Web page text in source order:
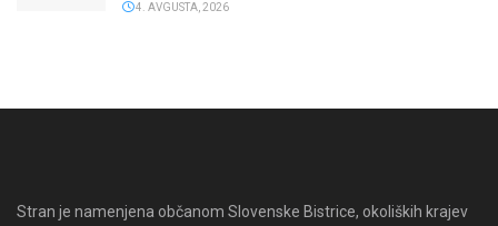
4. AVGUSTA, 2026
Stran je namenjena občanom Slovenske Bistrice, okoliških krajev